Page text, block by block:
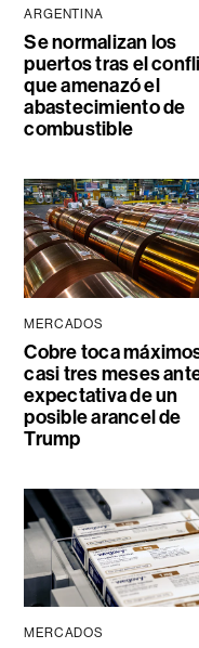
ARGENTINA
Se normalizan los
puertos tras el
que amenazó el
abastecimiento de
combustible
MERCADOS
Cobre toca
casi tres meses
expectativa de un
posible arancel de
Trump
MERCADOS